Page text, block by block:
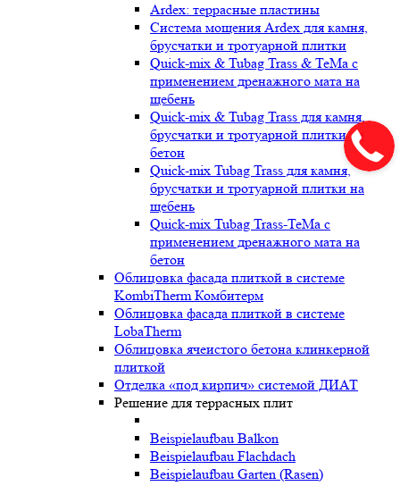
Ardex: террасные пластины
Cистема мощения Ardex для камня,
брусчатки и тротуарной плитки
Quick-mix & Tubag Trass & TeMa с
применением дренажного мата на
щебень
Quick-mix & Tubag Trass для камня,
брусчатки и тротуарной плитки на
бетон
Quick-mix Tubag Trass для камня,
брусчатки и тротуарной плитки на
щебень
Quick-mix Tubag Trass-TeMa с
применением дренажного мата на
бетон
Облицовка фасада плиткой в системе
KombiTherm Комбитерм
Облицовка фасада плиткой в системе
LobaTherm
Облицовка ячеистого бетона клинкерной
плиткой
Отделка «под кирпич» системой ДИАТ
Решение для террасных плит
Beispielaufbau Balkon
Beispielaufbau Flachdach
Beispielaufbau Garten (Rasen)